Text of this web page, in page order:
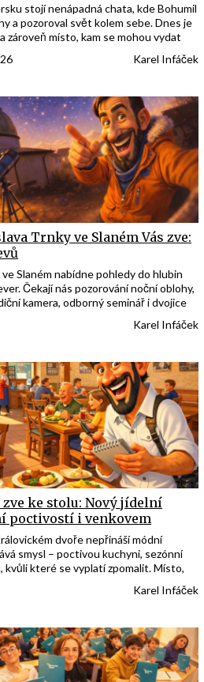
stojí nenápadná chata, kde Bohumil
a pozoroval svět kolem sebe. Dnes je
zároveň místo, kam se mohou vydat
Karel Infáček
Trnky ve Slaném Vás zve:
Slaném nabídne pohledy do hlubin
Čekají nás pozorování noční oblohy,
kamera, odborný seminář i dvojice
děti, studenti i dospělí, kteří chtějí
Karel Infáček
ke stolu: Nový jídelní
poctivostí i venkovem
dvoře nepřináší módní
smysl – poctivou kuchyni, sezónní
kvůli které se vyplatí zpomalit. Místo,
a sklenkou vína v klidu venkova.Karel Infáček